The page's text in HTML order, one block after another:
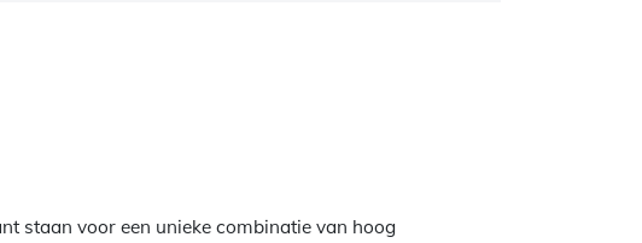
staan voor een unieke combinatie van hoog